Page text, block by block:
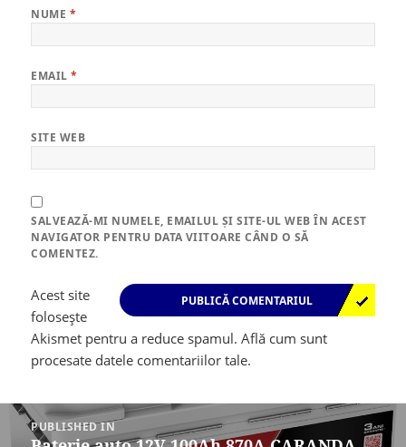
NUME *
EMAIL*
SITE WEB
SALVEAZĂ-MI NUMELE, EMAILUL ȘI SITE-UL WEB ÎN ACEST
NAVIGATOR PENTRU DATA VIITOARE CÂND O SĂ
COMENTEZ.
Acest site
folosește
Akismet pentru a reduce spamul.Află cum sunt
procesate datele comentariilor tale.
Navigare
articole
PUBLISHED IN